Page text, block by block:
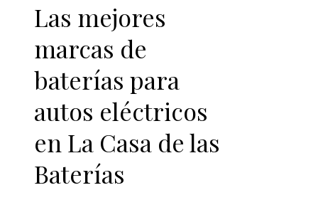
Las mejores
marcas de
baterías para
autos eléctricos
en La Casa de las
Baterías